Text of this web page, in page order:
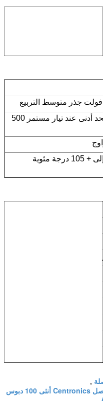
1000 ميغا أوم كحد أدنى عند تيار مستمر 500
,
موصل Centronics بالزاوية اليمنى ، موصل Centronics أنثى 100 دبوس